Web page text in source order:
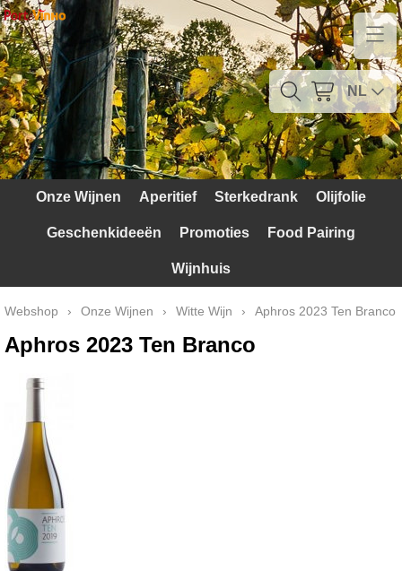
Home
Contact
Mijn account
Verzendkosten
Witte druiven
NL
Onze Wijnen Aperitief Sterkedrank Olijfolie
Geschenkideeën Promoties Food Pairing
Wijnhuis
Webshop › Onze Wijnen › Witte Wijn › Aphros 2023 Ten Branco
Aphros 2023 Ten Branco